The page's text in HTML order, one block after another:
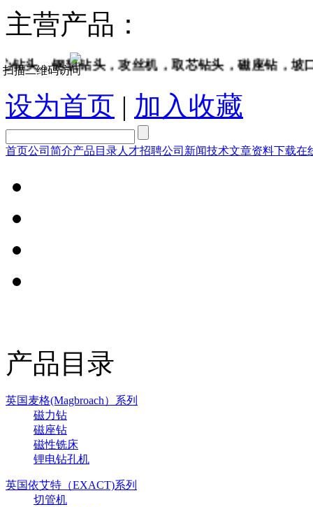
主营产品：
钢轨钻头，攻丝机，取芯钻头，磁座钻，坡口机，
设为首页 | 加入收藏
首页公司简介产品目录人才招聘公司新闻技术文章资料下载在
产品目录
英国麦格(Magbroach）系列
磁力钻
磁座钻
磁性铣床
锂电钻孔机
英国依艾特（EXACT)系列
切管机
扫描二维码访问